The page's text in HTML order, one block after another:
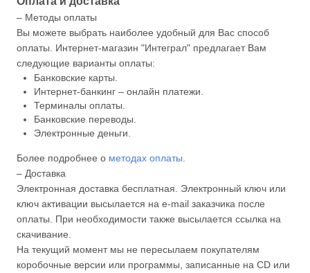
– Методы оплаты
Вы можете выбрать наиболее удобный для Вас способ
оплаты. Интернет-магазин "Интеграл" предлагает Вам
следующие варианты оплаты:
Банковские карты.
Интернет-банкинг – онлайн платежи.
Терминалы оплаты.
Банковские переводы.
Электронные деньги.
Более подробнее о методах оплаты
– Доставка
Электронная доставка бесплатная. Электронный ключ или
ключ активации высылается на e-mail заказчика после
оплаты. При необходимости также высылается ссылка на
скачивание.
На текущий момент мы не пересылаем покупателям
коробочные версии или программы, записанные на CD или